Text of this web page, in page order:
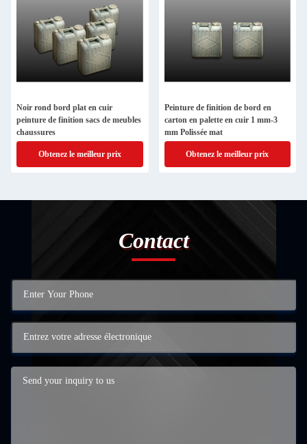
Noir rond bord plat en cuir
peinture de finition sacs de meubles
chaussures
Obtenez le meilleur prix
Peinture de finition de bord en
carton en palette en cuir 1 mm-3
mm Polissée mat
Obtenez le meilleur prix
Contact